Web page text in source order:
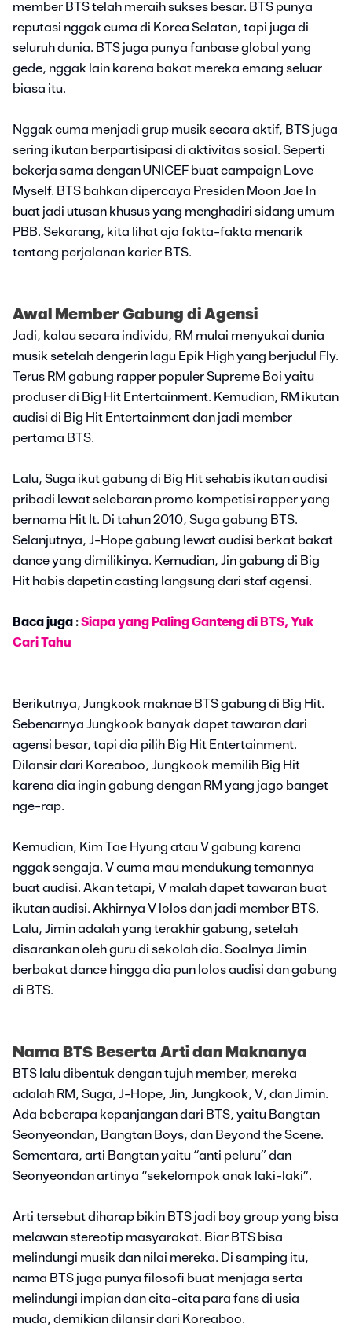
member BTS telah meraih sukses besar. BTS punya
reputasi nggak cuma di Korea Selatan, tapi juga di
seluruh dunia. BTS juga punya fanbase global yang
gede, nggak lain karena bakat mereka emang seluar
biasa itu.
Nggak cuma menjadi grup musik secara aktif, BTS juga
sering ikutan berpartisipasi di aktivitas sosial. Seperti
bekerja sama dengan UNICEF buat campaign Love
Myself. BTS bahkan dipercaya Presiden Moon Jae In
buat jadi utusan khusus yang menghadiri sidang umum
PBB. Sekarang, kita lihat aja fakta-fakta menarik
tentang perjalanan karier BTS.
Awal Member Gabung di Agensi
Jadi, kalau secara individu, RM mulai menyukai dunia
musik setelah dengerin lagu Epik High yang berjudul Fly.
Terus RM gabung rapper populer Supreme Boi yaitu
produser di Big Hit Entertainment. Kemudian, RM ikutan
audisi di Big Hit Entertainment dan jadi member
pertama BTS.
Lalu, Suga ikut gabung di Big Hit sehabis ikutan audisi
pribadi lewat selebaran promo kompetisi rapper yang
bernama Hit It. Di tahun 2010, Suga gabung BTS.
Selanjutnya, J-Hope gabung lewat audisi berkat bakat
dance yang dimilikinya. Kemudian, Jin gabung di Big
Hit habis dapetin casting langsung dari staf agensi.
Baca juga :Siapa yang Paling Ganteng di BTS, Yuk
Cari Tahu
Berikutnya, Jungkook maknae BTS gabung di Big Hit.
Sebenarnya Jungkook banyak dapet tawaran dari
agensi besar, tapi dia pilih Big Hit Entertainment.
Dilansir dari Koreaboo, Jungkook memilih Big Hit
karena dia ingin gabung dengan RM yang jago banget
nge-rap.
Kemudian, Kim Tae Hyung atau V gabung karena
nggak sengaja. V cuma mau mendukung temannya
buat audisi. Akan tetapi, V malah dapet tawaran buat
ikutan audisi. Akhirnya V lolos dan jadi member BTS.
Lalu, Jimin adalah yang terakhir gabung, setelah
disarankan oleh guru di sekolah dia. Soalnya Jimin
berbakat dance hingga dia pun lolos audisi dan gabung
di BTS.
Nama BTS Beserta Arti dan Maknanya
BTS lalu dibentuk dengan tujuh member, mereka
adalah RM, Suga, J-Hope, Jin, Jungkook, V, dan Jimin.
Ada beberapa kepanjangan dari BTS, yaitu Bangtan
Seonyeondan, Bangtan Boys, dan Beyond the Scene.
Sementara, arti Bangtan yaitu “anti peluru” dan
Seonyeondan artinya “sekelompok anak laki-laki”.
Arti tersebut diharap bikin BTS jadi boy group yang bisa
melawan stereotip masyarakat. Biar BTS bisa
melindungi musik dan nilai mereka. Di samping itu,
nama BTS juga punya filosofi buat menjaga serta
melindungi impian dan cita-cita para fans di usia
muda, demikian dilansir dari Koreaboo.